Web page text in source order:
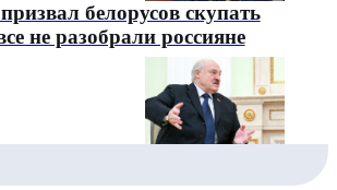
белорусов скупать
не разобрали россияне